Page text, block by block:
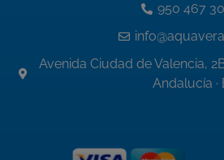
950 467
Avenida Ciudad de Valencia, 2B
Andalucía ·